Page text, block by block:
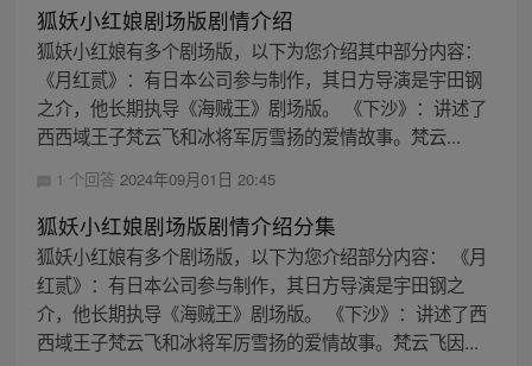
狐妖小红娘剧场版剧情介绍
狐妖小红娘有多个剧场版，以下为您介绍其中部分内容：
《月红贰》：有日本公司参与制作，其日方导演是宇田钢
之介，他长期执导《海贼王》剧场版。 《下沙》：讲述了
西西域王子梵云飞和冰将军厉雪扬的爱情故事。梵云...
1 个回答 2024年09月01日 20:45
狐妖小红娘剧场版剧情介绍分集
狐妖小红娘有多个剧场版，以下为您介绍部分内容： 《月
红贰》：有日本公司参与制作，其日方导演是宇田钢之
介，他长期执导《海贼王》剧场版。 《下沙》：讲述了西
西域王子梵云飞和冰将军厉雪扬的爱情故事。梵云飞因...